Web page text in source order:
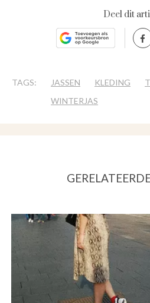
Deel dit
TAGS: JASSEN KLEDING
WINTERJAS